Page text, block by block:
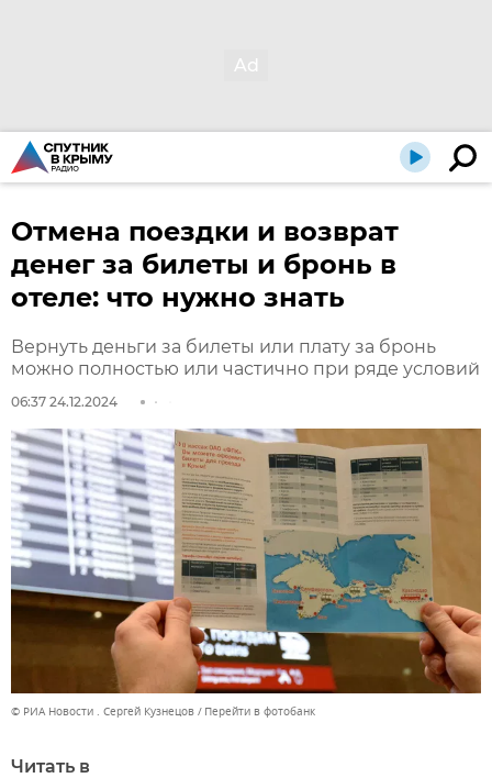
Отмена поездки и возврат
денег за билеты и бронь в
отеле: что нужно знать
Вернуть деньги за билеты или плату за бронь
можно полностью или частично при ряде условий
06:37 24.12.2024
© РИА Новости . Сергей Кузнецов Перейти в фотобанк
Читать в